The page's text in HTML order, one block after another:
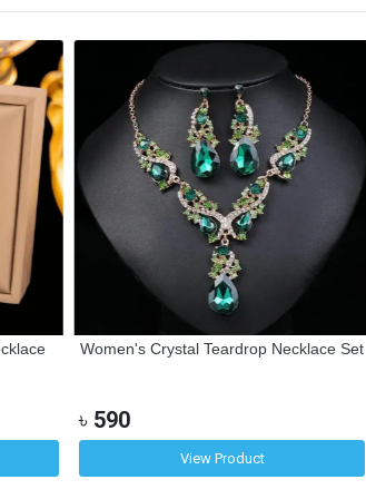
Women's Crystal Teardrop Necklace Set
৳ 590
View Product